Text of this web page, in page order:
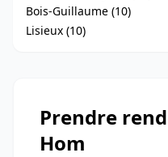
Bois-Guillaume (10)
Lisieux (10)
Prendre
Hom